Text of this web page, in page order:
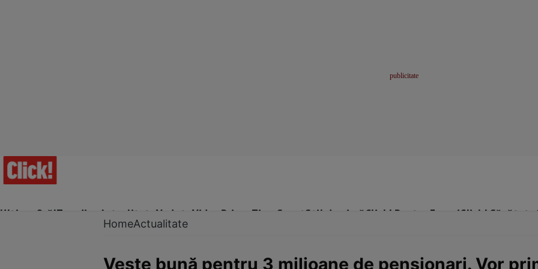
Ultima Oră!Trending Actualitate Vedete Video Prime Time SportStil de viațăClick! Pentru FemeiClick! Sănătate
HomeActualitate
Veste bună pentru 3 milioane de pensionari. Vor